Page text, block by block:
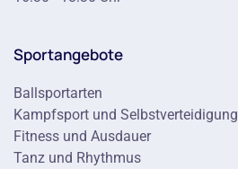
Sportangebote
Ballsportarten
Kampfsport und Selbstverteidigung
Fitness und Ausdauer
Tanz und Rhythmus